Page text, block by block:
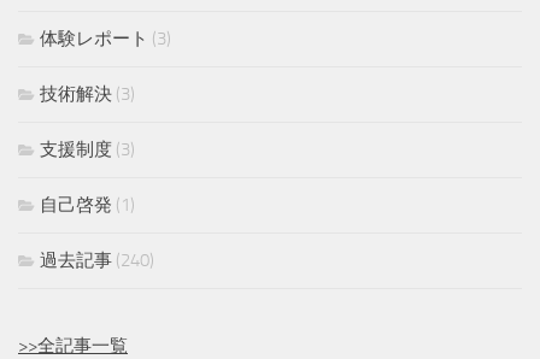
体験レポート (3)
技術解決 (3)
支援制度 (3)
自己啓発 (1)
過去記事 (240)
>>全記事一覧